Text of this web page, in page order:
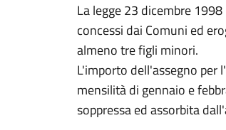
La legge 23 dicembre
concessi dai Comuni ed
almeno tre figli minori.
L'importo dell'assegno per
mensilità di gennaio e
soppressa ed assorbita